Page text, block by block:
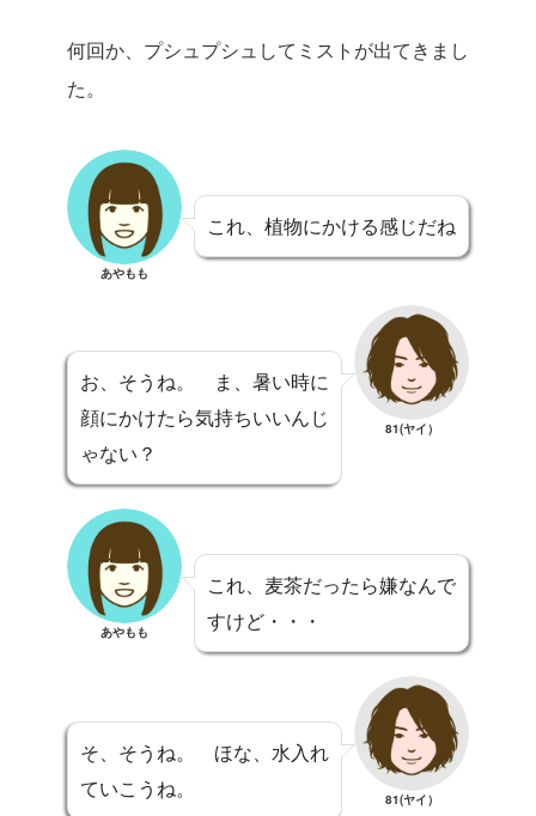
何回か、プシュプシュしてミストが出てきまし
た。
あやもも
これ、植物にかける感じだね
お、そうね。 ま、暑い時に
顔にかけたら気持ちいいんじ
ゃない？
81(ヤイ）
あやもも
これ、麦茶だったら嫌なんで
すけど・・・
そ、そうね。 ほな、水入れ
ていこうね。
81(ヤイ）